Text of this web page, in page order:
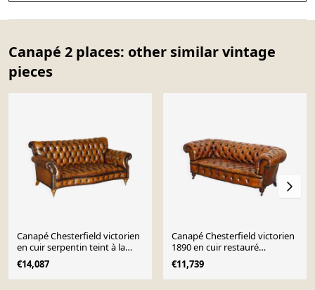
Canapé 2 places: other similar vintage
pieces
Canapé Chesterfield victorien
en cuir serpentin teint à la
main
€14,087
Canapé Chesterfield victorien
1890 en cuir restauré
estampillé Cornelius V. Smith
€11,739